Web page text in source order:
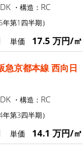
・構造： RC
第1四半期）
単価 17.5 万円/㎡
急京都本線 西向日
・構造： RC
第3四半期）
単価 14.1 万円/㎡